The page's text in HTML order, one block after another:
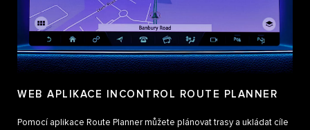
WEB APLIKACE INCONTROL ROUTE PLANNER
Pomocí aplikace Route Planner můžete plánovat trasy a ukládat cíle